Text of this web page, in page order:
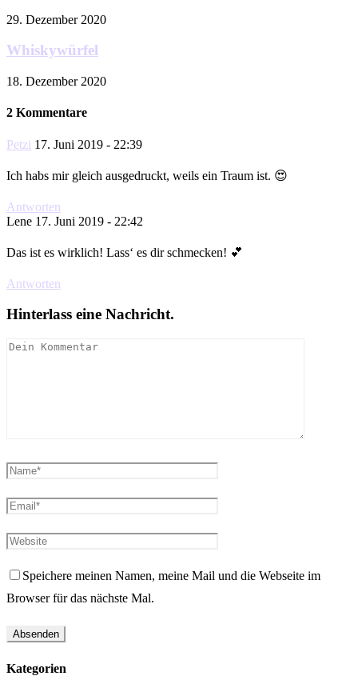
29. Dezember 2020
Whiskywürfel
18. Dezember 2020
2 Kommentare
Petzi 17. Juni 2019 - 22:39
Ich habs mir gleich ausgedruckt, weils ein Traum ist. 😍
Antworten
Lene 17. Juni 2019 - 22:42
Das ist es wirklich! Lass‘ es dir schmecken! 💕
Antworten
Hinterlass eine Nachricht.
Speichere meinen Namen, meine Mail und die Webseite im
Browser für das nächste Mal.
Kategorien